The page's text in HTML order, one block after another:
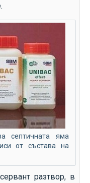
септичната яма
от състава на
разтвор, в